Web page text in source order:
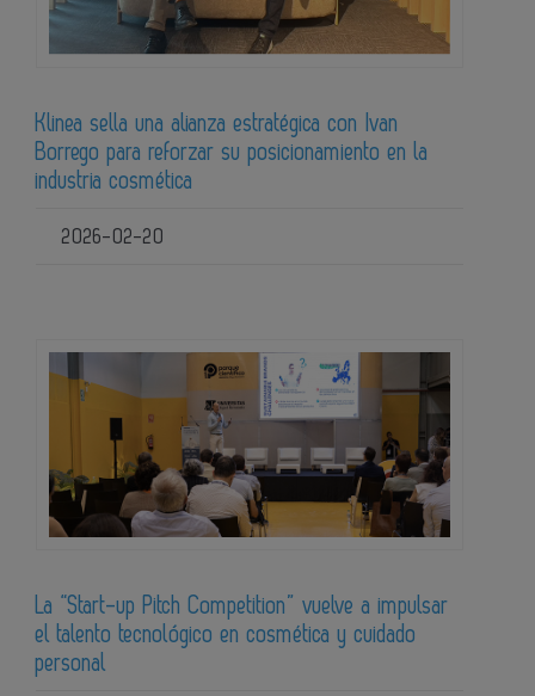
Klinea sella una alianza estratégica con Ivan
Borrego para reforzar su posicionamiento en la
industria cosmética
2026-02-20
La “Start-up Pitch Competition” vuelve a impulsar
el talento tecnológico en cosmética y cuidado
personal